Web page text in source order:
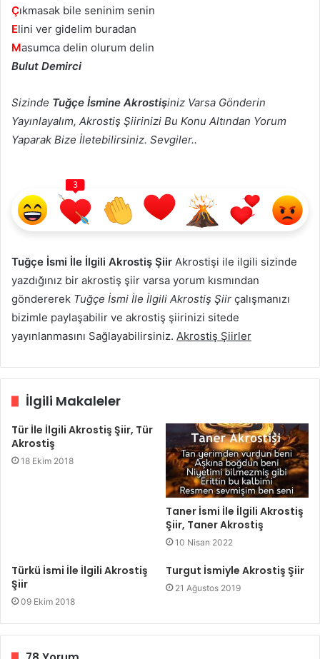
Çıkmasak bile seninim senin
Elini ver gidelim buradan
Masumca delin olurum delin
Bulut Demirci
Sizinde Tuğçe İsmine Akrostişiniz Varsa Gönderin
Yayınlayalım, Akrostiş Şiirinizi Bu Konu Altından Yorum
Yaparak Bize İletebilirsiniz. Sevgiler..
3
Tuğçe İsmi İle İlgili Akrostiş Şiir Akrostişi ile ilgili sizinde
yazdığınız bir akrostiş şiir varsa yorum kısmından
göndererek Tuğçe İsmi İle İlgili Akrostiş Şiir çalışmanızı
bizimle paylaşabilir ve akrostiş şiirinizi sitede
yayınlanmasını Sağlayabilirsiniz. Akrostiş Şiirler
İlgili Makaleler
Tür İle İlgili Akrostiş Şiir, Tür
Akrostiş
18 Ekim 2018
Taner İsmi İle İlgili Akrostiş
Şiir, Taner Akrostiş
10 Nisan 2022
Türkü İsmi İle İlgili Akrostiş
Şiir
09 Ekim 2018
Turgut İsmiyle Akrostiş Şiir
21 Ağustos 2019